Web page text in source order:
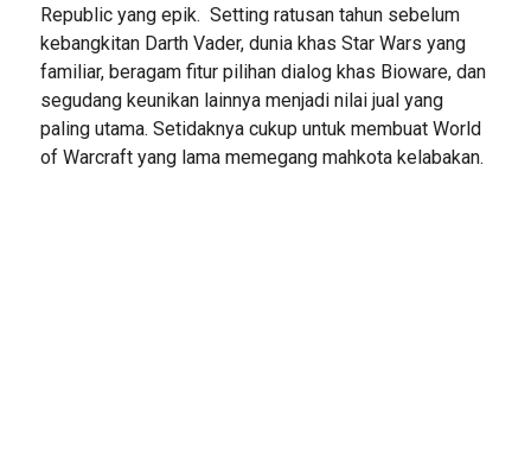
Republic yang epik. Setting ratusan tahun sebelum
kebangkitan Darth Vader, dunia khas Star Wars yang
familiar, beragam fitur pilihan dialog khas Bioware, dan
segudang keunikan lainnya menjadi nilai jual yang
paling utama. Setidaknya cukup untuk membuat World
of Warcraft yang lama memegang mahkota kelabakan.